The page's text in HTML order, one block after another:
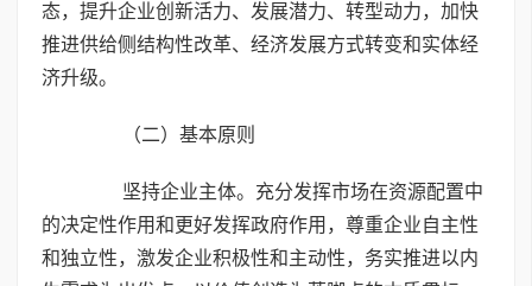
态，提升企业创新活力、发展潜力、转型动力，加快
推进供给侧结构性改革、经济发展方式转变和实体经
济升级。
（二）基本原则
坚持企业主体。充分发挥市场在资源配置中
的决定性作用和更好发挥政府作用，尊重企业自主性
和独立性，激发企业积极性和主动性，务实推进以内